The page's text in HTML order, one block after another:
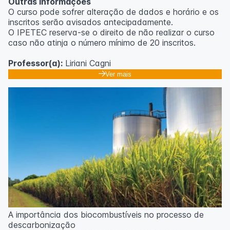
O curso pode sofrer alteração de dados e horário e os
inscritos serão avisados ​​antecipadamente.
O IPETEC reserva-se o direito de não realizar o curso
caso não atinja o número mínimo de 20 inscritos.
Professor(a): Liriani Cagni
Ver mais
A importância dos biocombustíveis no processo de
descarbonização